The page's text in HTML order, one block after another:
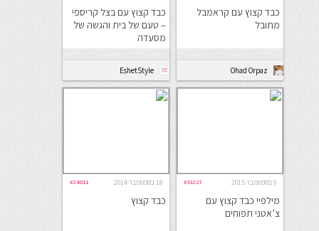
כבד קצוץ עם קראמבל
מתובל
Ohad Orpaz
כבד קצוץ עם בצל קריספי
– טעם של בית והגשה של
מסעדה
EshetStyle
9 בספטמבר 2015 #33227
מילפיי כבד קצוץ עם
צ’אטני תפוחים
18 בספטמבר 2014 #24011
כבד קצוץ